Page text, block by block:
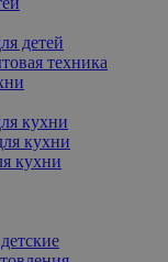
детей
техника
кухни
кухни
кухни